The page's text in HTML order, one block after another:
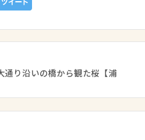
通り沿いの橋から観た桜【浦